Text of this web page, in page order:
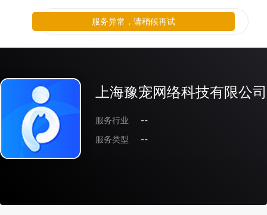
上海豫宠网络科技有限公司
服务行业
--
服务类型
--
服务异常，请稍候再试
服务异常，请稍候再试